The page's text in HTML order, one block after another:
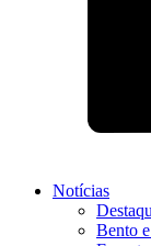
Notícias
Bento